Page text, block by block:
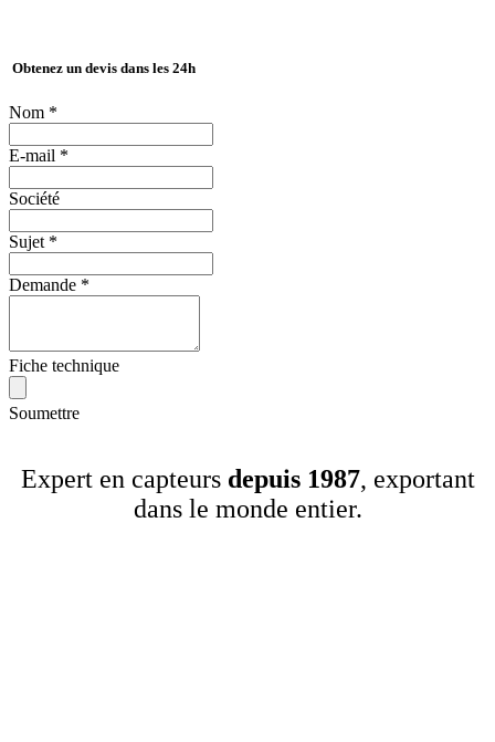
Obtenez un devis dans les 24h
Nom *
E-mail *
Société
Sujet *
Demande *
Fiche technique
Soumettre
Expert en capteurs depuis 1987, exportant
dans le monde entier.